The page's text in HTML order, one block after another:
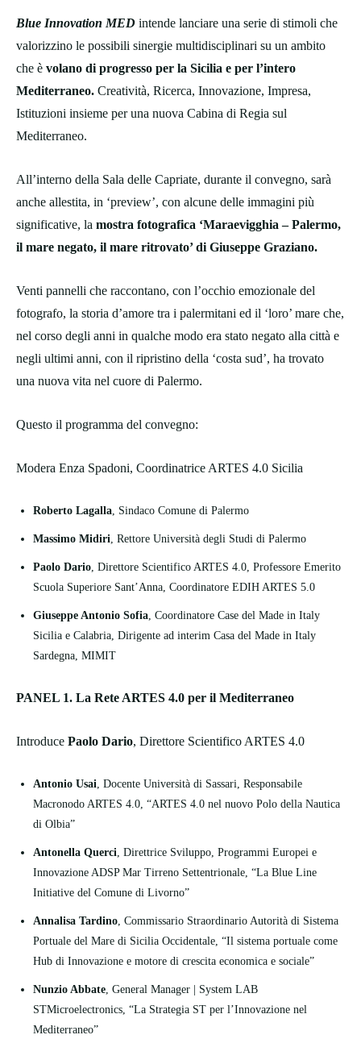
Blue Innovation MED intende lanciare una serie di stimoli che
valorizzino le possibili sinergie multidisciplinari su un ambito
che è volano di progresso per la Sicilia e per l’intero
Mediterraneo. Creatività, Ricerca, Innovazione, Impresa,
Istituzioni insieme per una nuova Cabina di Regia sul
Mediterraneo.
All’interno della Sala delle Capriate, durante il convegno, sarà
anche allestita, in ‘preview’, con alcune delle immagini più
significative, la mostra fotografica ‘Maraevigghia – Palermo,
il mare negato, il mare ritrovato’ di Giuseppe Graziano.
Venti pannelli che raccontano, con l’occhio emozionale del
fotografo, la storia d’amore tra i palermitani ed il ‘loro’ mare che,
nel corso degli anni in qualche modo era stato negato alla città e
negli ultimi anni, con il ripristino della ‘costa sud’, ha trovato
una nuova vita nel cuore di Palermo.
Questo il programma del convegno:
Modera Enza Spadoni, Coordinatrice ARTES 4.0 Sicilia
Roberto Lagalla, Sindaco Comune di Palermo
Massimo Midiri, Rettore Università degli Studi di Palermo
Paolo Dario, Direttore Scientifico ARTES 4.0, Professore Emerito
Scuola Superiore Sant’Anna, Coordinatore EDIH ARTES 5.0
Giuseppe Antonio Sofia, Coordinatore Case del Made in Italy
Sicilia e Calabria, Dirigente ad interim Casa del Made in Italy
Sardegna, MIMIT
PANEL 1. La Rete ARTES 4.0 per il Mediterraneo
Introduce Paolo Dario, Direttore Scientifico ARTES 4.0
Antonio Usai, Docente Università di Sassari, Responsabile
Macronodo ARTES 4.0, “ARTES 4.0 nel nuovo Polo della Nautica
di Olbia”
Antonella Querci, Direttrice Sviluppo, Programmi Europei e
Innovazione ADSP Mar Tirreno Settentrionale, “La Blue Line
Initiative del Comune di Livorno”
Annalisa Tardino, Commissario Straordinario Autorità di Sistema
Portuale del Mare di Sicilia Occidentale, “Il sistema portuale come
Hub di Innovazione e motore di crescita economica e sociale”
Nunzio Abbate, General Manager | System LAB
STMicroelectronics, “La Strategia ST per l’Innovazione nel
Mediterraneo”